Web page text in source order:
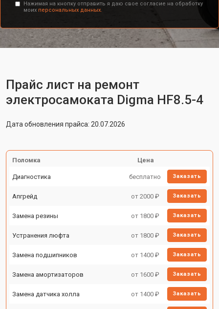
Нажимая на кнопку отправить я даю свое согласие на обработку
моих персональных данных.
Прайс лист на ремонт
электросамоката Digma HF8.5-4
Дата обновления прайса: 20.07.2026
Поломка Цена
Диагностика бесплатно Заказать
Апгрейд от 2000 ₽ Заказать
Замена резины от 1800 ₽ Заказать
Устранения люфта от 1800 ₽ Заказать
Замена подшипников от 1400 ₽ Заказать
Замена амортизаторов от 1600 ₽ Заказать
Замена датчика холла от 1400 ₽ Заказать